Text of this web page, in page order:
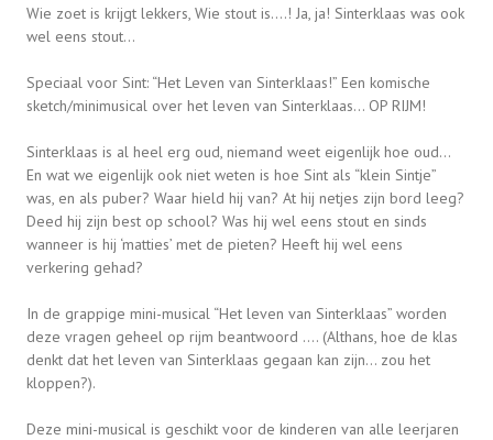
Wie zoet is krijgt lekkers, Wie stout is….! Ja, ja! Sinterklaas was ook
wel eens stout…
Speciaal voor Sint: “Het Leven van Sinterklaas!” Een komische
sketch/minimusical over het leven van Sinterklaas… OP RIJM!
Sinterklaas is al heel erg oud, niemand weet eigenlijk hoe oud…
En wat we eigenlijk ook niet weten is hoe Sint als “klein Sintje”
was, en als puber? Waar hield hij van? At hij netjes zijn bord leeg?
Deed hij zijn best op school? Was hij wel eens stout en sinds
wanneer is hij ‘matties’ met de pieten? Heeft hij wel eens
verkering gehad?
In de grappige mini-musical “Het leven van Sinterklaas” worden
deze vragen geheel op rijm beantwoord …. (Althans, hoe de klas
denkt dat het leven van Sinterklaas gegaan kan zijn… zou het
kloppen?).
Deze mini-musical is geschikt voor de kinderen van alle leerjaren